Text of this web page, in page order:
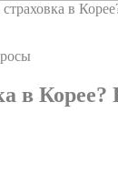
в
в